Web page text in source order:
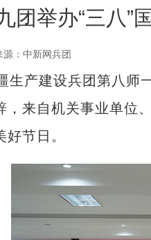
团举办“三八”
：中新网兵团
产建设兵团第八师一
，来自机关事业单位
节日。